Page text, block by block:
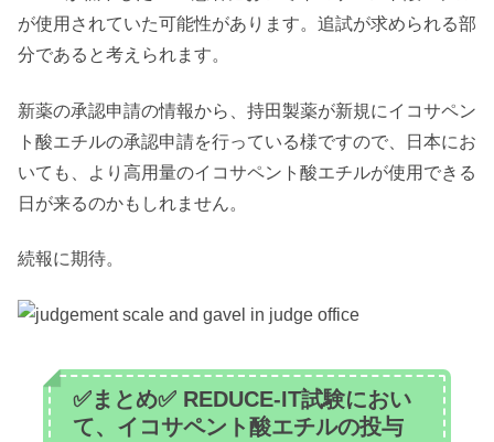
が使用されていた可能性があります。追試が求められる部
分であると考えられます。
新薬の承認申請の情報から、持田製薬が新規にイコサペン
ト酸エチルの承認申請を行っている様ですので、日本にお
いても、より高用量のイコサペント酸エチルが使用できる
日が来るのかもしれません。
続報に期待。
✅まとめ✅ REDUCE-IT試験におい
て、イコサペント酸エチルの投与